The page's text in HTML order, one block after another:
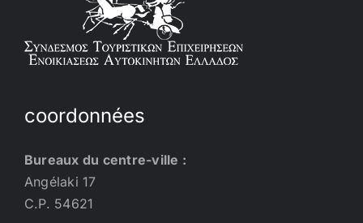
coordonnées
Bureaux du centre-ville :
Angélaki 17
C.P. 54621